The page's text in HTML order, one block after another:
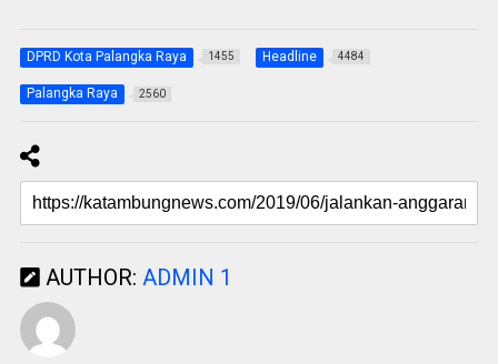
DPRD Kota Palangka Raya 1455 Headline 4484
Palangka Raya 2560
AUTHOR: ADMIN 1